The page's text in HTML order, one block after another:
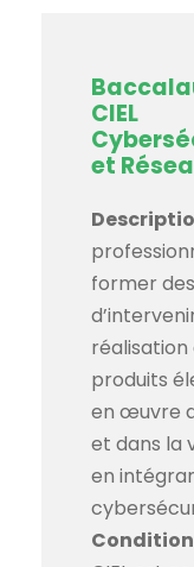
CIEL
et
former
produits
en œuvre
et dans la
en